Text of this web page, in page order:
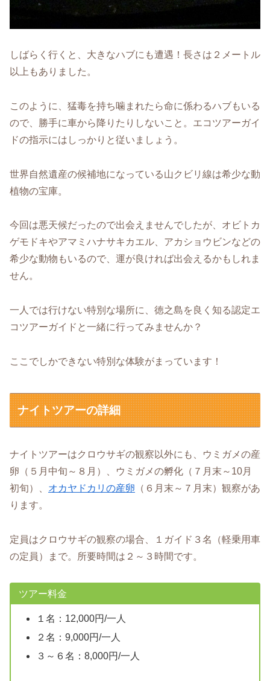
しばらく行くと、大きなハブにも遭遇！長さは２メートル
以上もありました。
このように、猛毒を持ち噛まれたら命に係わるハブもいる
ので、勝手に車から降りたりしないこと。エコツアーガイ
ドの指示にはしっかりと従いましょう。
世界自然遺産の候補地になっている山クビリ線は希少な動
植物の宝庫。
今回は悪天候だったので出会えませんでしたが、オビトカ
ゲモドキやアマミハナサキカエル、アカショウビンなどの
希少な動物もいるので、運が良ければ出会えるかもしれま
せん。
一人では行けない特別な場所に、徳之島を良く知る認定エ
コツアーガイドと一緒に行ってみませんか？
ここでしかできない特別な体験がまっています！
ナイトツアーの詳細
ナイトツアーはクロウサギの観察以外にも、ウミガメの産
卵（５月中旬～８月）、ウミガメの孵化（７月末～10月
初旬）、 オカヤドカリの産卵 （６月末～７月末）観察があ
ります。
定員はクロウサギの観察の場合、１ガイド３名（軽乗用車
の定員）まで。所要時間は２～３時間です。
ツアー料金
１名：12,000円/一人
２名：9,000円/一人
３～６名：8,000円/一人